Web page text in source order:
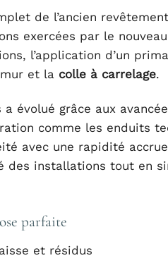
de l’ancien
exercées par le
l’application d’un
et la colle à carrelage.
évolué grâce aux
comme les enduits
avec une rapidité
des installations tout en
parfaite
et résidus